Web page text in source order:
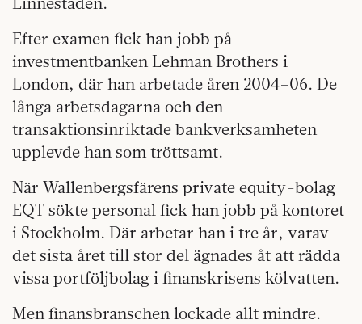
Efter examen fick han jobb på
investmentbanken Lehman Brothers i
London, där han arbetade åren 2004–06. De
långa arbetsdagarna och den
transaktionsinriktade bankverksamheten
upplevde han som tröttsamt.
När Wallenbergsfärens private equity-bolag
EQT sökte personal fick han jobb på kontoret
i Stockholm. Där arbetar han i tre år, varav
det sista året till stor del ägnades åt att rädda
vissa portföljbolag i finanskrisens kölvatten.
Men finansbranschen lockade allt mindre.